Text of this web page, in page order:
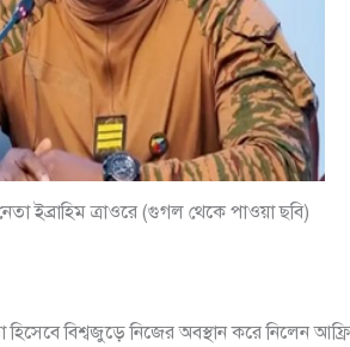
ইব্রাহিম ত্রাওরে (গুগল থেকে পাওয়া ছবি)
বিশ্বজুড়ে নিজের অবস্থান করে নিলেন